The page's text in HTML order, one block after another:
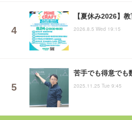
森永ラムネ×西鉄電車
生活・健康
2026.8.6 Thu 15:15
【高校受験2027】滋賀
教育・受験
2026.8.6 Thu 20:45